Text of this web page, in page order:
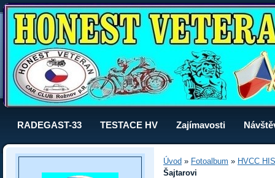
RADEGAST-33 TESTACE HV Zajímavosti
Úvod » Fotoalbum » HVCC
Šajtarovi